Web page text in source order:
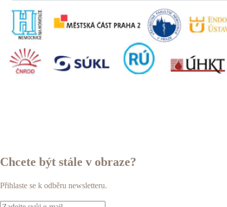
Chcete být stále v obraze?
Přihlaste se k odběru newsletteru.